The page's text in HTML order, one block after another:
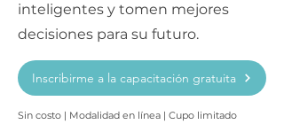
inteligentes y tomen mejores
decisiones para su futuro.
Inscribirme a la capacitación gratuita
Sin costo | Modalidad en línea | Cupo limitado